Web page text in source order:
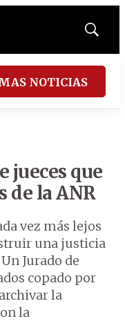
Mostrar
NOTICIAS
jueces que
de la ANR
vez más lejos
una justicia
Jurado de
copado por
la
la